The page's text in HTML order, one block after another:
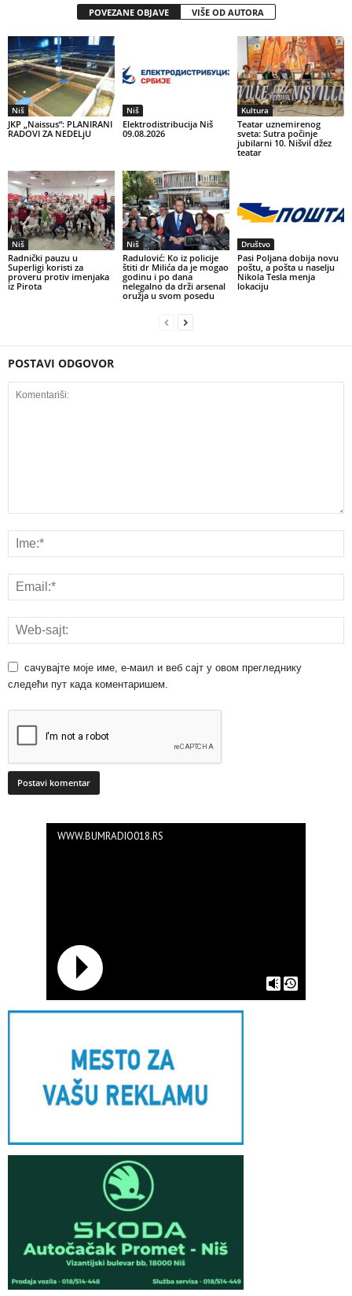
POVEZANE OBJAVE VIŠE OD AUTORA
Niš
JKP „Naissus“: PLANIRANI
RADOVI ZA NEDELjU
Niš
Elektrodistribucija Niš
09.08.2026
Kultura
Teatar uznemirenog
sveta: Sutra počinje
jubilarni 10. Nišvil džez
teatar
Niš
Radnički pauzu u
Superligi koristi za
proveru protiv imenjaka
iz Pirota
Niš
Radulović: Ko iz policije
štiti dr Milića da je mogao
godinu i po dana
nelegalno da drži arsenal
oružja u svom posedu
Društvo
Pasi Poljana dobija novu
poštu, a pošta u naselju
Nikola Tesla menja
lokaciju
POSTAVI ODGOVOR
сачувајте моје име, е-маил и веб сајт у овом прегледнику
следећи пут када коментаришем.
WWW.BUMRADIO018.RS